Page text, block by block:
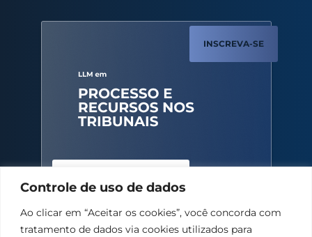
Controle de uso de dados
Ao clicar em “Aceitar os cookies”, você concorda com
tratamento de dados via cookies utilizados para
INSCREVA-SE